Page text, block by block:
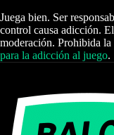
Juega bien. Ser
control causa adicción.
moderación. Prohibida la
para la adicción al juego.